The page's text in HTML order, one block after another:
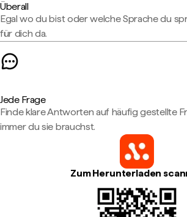
Überall
Egal wo du bist oder welche Sprache du
für dich da.
Jede Frage
Finde klare Antworten auf häufig gestellte
immer du sie brauchst.
Zum Herunterladen